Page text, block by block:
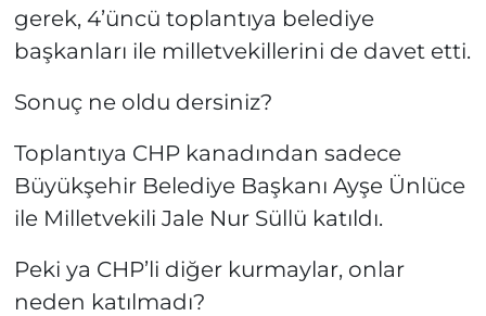
gerek, 4’üncü toplantıya belediye
başkanları ile milletvekillerini de davet etti.
Sonuç ne oldu dersiniz?
Toplantıya CHP kanadından sadece
Büyükşehir Belediye Başkanı Ayşe Ünlüce
ile Milletvekili Jale Nur Süllü katıldı.
Peki ya CHP’li diğer kurmaylar, onlar
neden katılmadı?